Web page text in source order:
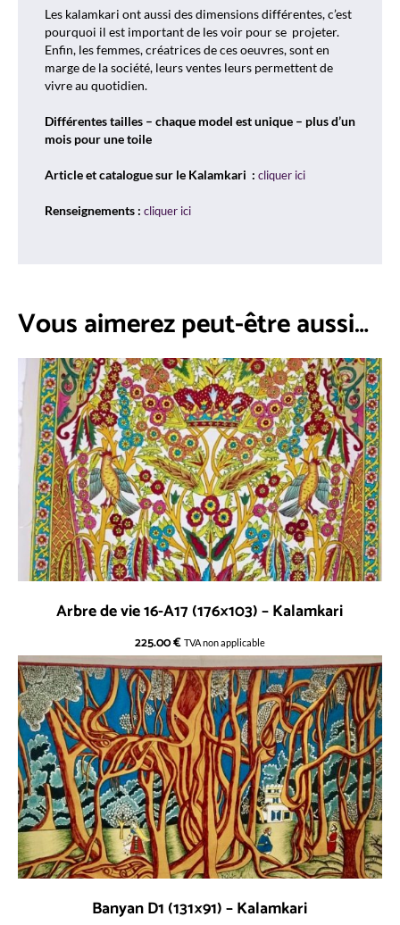
Les kalamkari ont aussi des dimensions différentes, c’est
pourquoi il est important de les voir pour se projeter.
Enfin, les femmes, créatrices de ces oeuvres, sont en
marge de la société, leurs ventes leurs permettent de
vivre au quotidien.
Différentes tailles – chaque model est unique – plus d’un
mois pour une toile
Article et catalogue sur le Kalamkari : cliquer ici
Renseignements : cliquer ici
Vous aimerez peut-être aussi…
Arbre de vie 16-A17 (176×103) – Kalamkari
225.00€ TVA non applicable
Banyan D1 (131×91) – Kalamkari